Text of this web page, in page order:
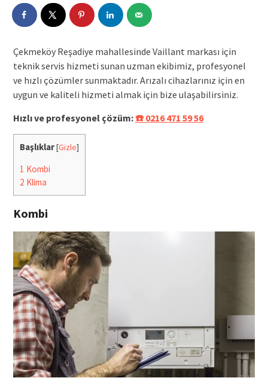
Çekmeköy Reşadiye mahallesinde Vaillant markası için
teknik servis hizmeti sunan uzman ekibimiz, profesyonel
ve hızlı çözümler sunmaktadır. Arızalı cihazlarınız için en
uygun ve kaliteli hizmeti almak için bize ulaşabilirsiniz.
Hızlı ve profesyonel çözüm:☎️ 0216 471 59 56
Başlıklar[Gizle]
1 Kombi
2 Klima
Kombi